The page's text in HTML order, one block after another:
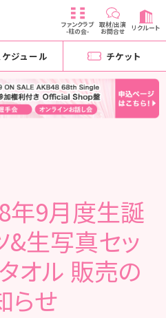
ファンクラブ
-柱の会-
取材/出演
お問合せ リクルート
ジュール チケット
年9月度生誕
&生写真セッ
タオル 販売の
らせ